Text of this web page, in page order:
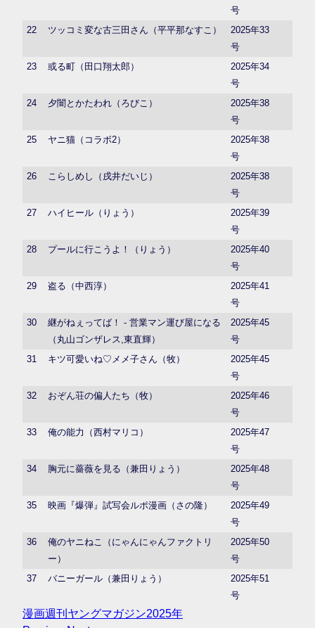
号
22
ツッコミ変な古三田さん（平平那なすこ）
2025年33
号
23
或る町（田口翔太郎）
2025年34
号
24
夕闇とかたわれ（ろびこ）
2025年38
号
25
ヤニ猫（コラボ2）
2025年38
号
26
こらしめし（戌井だいじ）
2025年38
号
27
ハイヒール（りょう）
2025年39
号
28
プールに行こうよ！（りょう）
2025年40
号
29
盗る（中西淳）
2025年41
号
30
継がねぇってば！ - 営業マン運び屋になる
（丸山ゴンザレス,東直輝）
2025年45
号
31
キツ可愛いね♡メメ子さん（牧）
2025年45
号
32
おぞん荘の偏人たち（牧）
2025年46
号
33
俺の能力（西村マリコ）
2025年47
号
34
胸元に薔薇を見る（兼田りょう）
2025年48
号
35
映画『爆弾』試写会ルポ漫画（さの隆）
2025年49
号
36
俺のヤニねこ（にゃんにゃんファクトリ
ー）
2025年50
号
37
バニーガール（兼田りょう）
2025年51
号
漫画週刊ヤングマガジン2025年